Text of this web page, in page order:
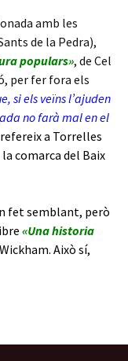
amb les
de la Pedra),
populars», de Cel
per fer fora els
si els veïns l’ajuden
no farà mal en el
refereix a Torrelles
comarca del Baix
fet semblant, però
«Una historia
Això sí,